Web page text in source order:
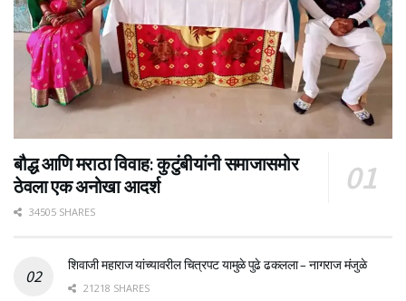
बौद्ध आणि मराठा विवाह: कुटुंबीयांनी समाजासमोर
ठेवला एक अनोखा आदर्श
34505 SHARES
शिवाजी महाराज यांच्यावरील चित्रपट यामुळे पुढे ढकलला – नागराज मंजुळे
21218 SHARES